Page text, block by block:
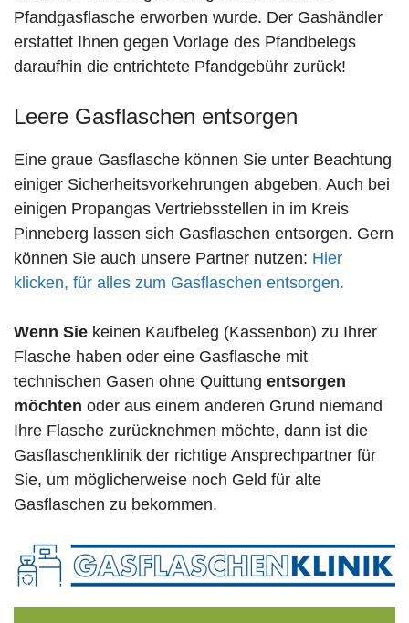
Pfandgasflasche erworben wurde. Der Gashändler
erstattet Ihnen gegen Vorlage des Pfandbelegs
daraufhin die entrichtete Pfandgebühr zurück!
Leere Gasflaschen entsorgen
Eine graue Gasflasche können Sie unter Beachtung
einiger Sicherheitsvorkehrungen abgeben. Auch bei
einigen Propangas Vertriebsstellen in im Kreis
Pinneberg lassen sich Gasflaschen entsorgen. Gern
können Sie auch unsere Partner nutzen: Hier
klicken, für alles zum Gasflaschen entsorgen.
Wenn Sie keinen Kaufbeleg (Kassenbon) zu Ihrer
Flasche haben oder eine Gasflasche mit
technischen Gasen ohne Quittung entsorgen
möchten oder aus einem anderen Grund niemand
Ihre Flasche zurücknehmen möchte, dann ist die
Gasflaschenklinik der richtige Ansprechpartner für
Sie, um möglicherweise noch Geld für alte
Gasflaschen zu bekommen.